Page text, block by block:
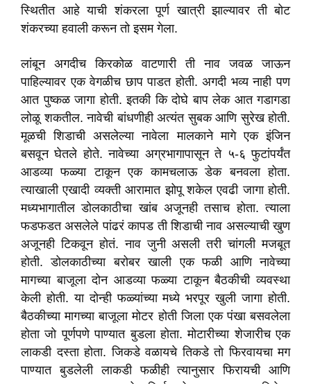
स्थितीत आहे याची शंकरला पूर्ण खात्री झाल्यावर ती बोट
शंकरच्या हवाली करून तो इसम गेला.
लांबून अगदीच किरकोळ वाटणारी ती नाव जवळ जाऊन
पाहिल्यावर एक वेगळीच छाप पाडत होती. अगदी भव्य नाही पण
आत पुष्कळ जागा होती. इतकी कि दोघे बाप लेक आत गडागडा
लोळू शकतील. नावेची बांधणीही अत्यंत सुबक आणि सुरेख होती.
मूळची शिडाची असलेल्या नावेला मालकाने मागे एक इंजिन
बसवून घेतले होते. नावेच्या अग्रभागापासून ते ५-६ फुटांपर्यंत
आडव्या फळ्या टाकून एक कामचलाऊ डेक बनवला होता.
त्याखाली एखादी व्यक्ती आरामात झोपू शकेल एवढी जागा होती.
मध्यभागातील डोलकाठीचा खांब अजूनही तसाच होता. त्याला
फडफडत असलेले पांढरं कापड ती शिडाची नाव असल्याची खुण
अजूनही टिकवून होतं. नाव जुनी असली तरी चांगली मजबूत
होती. डोलकाठीच्या बरोबर खाली एक फळी आणि नावेच्या
मागच्या बाजूला दोन आडव्या फळ्या टाकून बैठकीची व्यवस्था
केली होती. या दोन्ही फळ्यांच्या मध्ये भरपूर खुली जागा होती.
बैठकीच्या मागच्या बाजूला मोटर होती जिला एक पंखा बसवलेला
होता जो पूर्णपणे पाण्यात बुडला होता. मोटारीच्या शेजारीच एक
लाकडी दस्ता होता. जिकडे वळायचे तिकडे तो फिरवायचा मग
पाण्यात बुडलेली लाकडी फळीही त्यानुसार फिरायची आणि